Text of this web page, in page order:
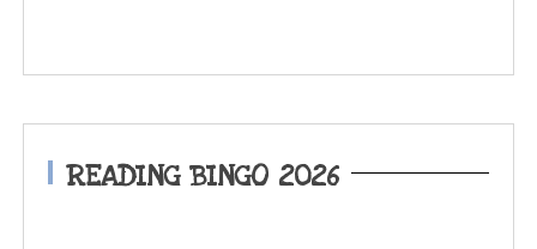
READING BINGO 2026